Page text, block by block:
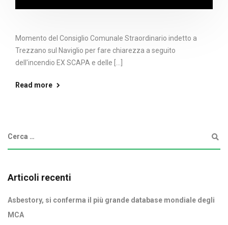
Momento del Consiglio Comunale Straordinario indetto a
Trezzano sul Naviglio per fare chiarezza a seguito
dell'incendio EX SCAPA e delle [...]
Read more
Articoli recenti
Asbestory, si conferma il più grande database mondiale degli
MCA